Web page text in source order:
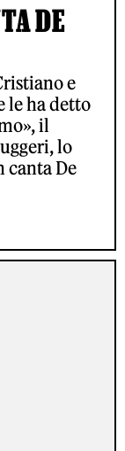
DE
e
le ha detto
il
lo
canta De